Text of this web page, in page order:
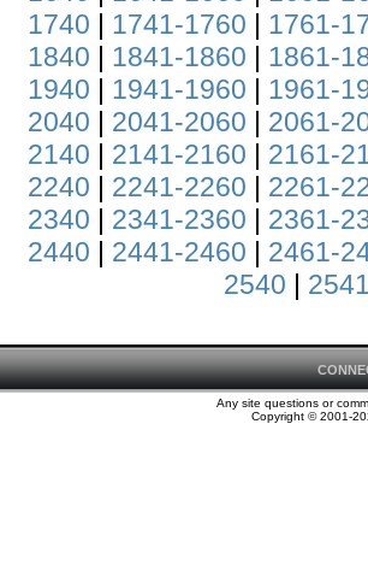
1740 | 1741-1760 | 1761-
1840 | 1841-1860 | 1861-
1940 | 1941-1960 | 1961-
2040 | 2041-2060 | 2061-
2140 | 2141-2160 | 2161-
2240 | 2241-2260 | 2261-
2340 | 2341-2360 | 2361-
2440 | 2441-2460 | 2461-
2540 |
Any site questions or
Copyright © 2001-